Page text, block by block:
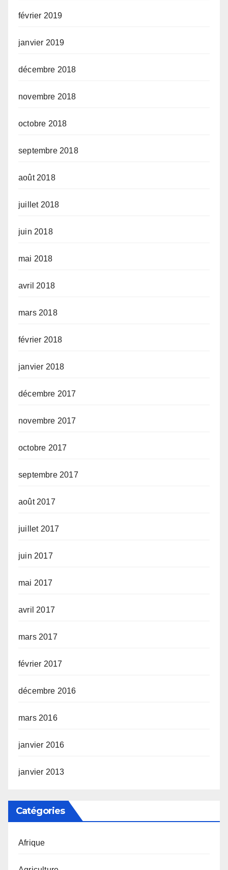
février 2019
janvier 2019
décembre 2018
novembre 2018
octobre 2018
septembre 2018
août 2018
juillet 2018
juin 2018
mai 2018
avril 2018
mars 2018
février 2018
janvier 2018
décembre 2017
novembre 2017
octobre 2017
septembre 2017
août 2017
juillet 2017
juin 2017
mai 2017
avril 2017
mars 2017
février 2017
décembre 2016
mars 2016
janvier 2016
janvier 2013
Catégories
Afrique